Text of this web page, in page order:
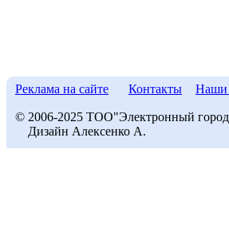
Реклама на сайте Контакты Наши
© 2006-2025 ТОО"Электронный
Дизайн Алексенко А.